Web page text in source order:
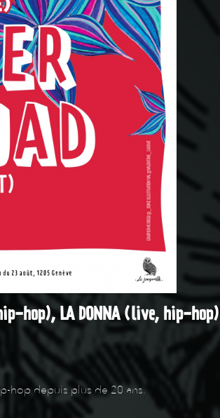
hop), LA DONNA (live, hip-hop)
hop depuis plus de 20 ans.